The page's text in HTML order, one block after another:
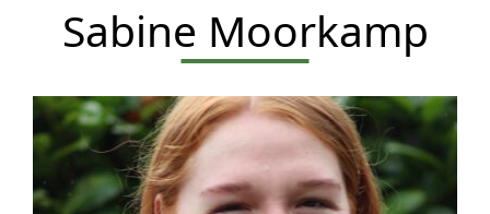
Sabine Moorkamp